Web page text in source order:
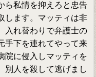
ら私情を抑えろと忠告
します。マッティは非
入れ替わりで弁護士の
手下を連れてやって来
院に侵入しマッティを
別人を殺して逃げまし